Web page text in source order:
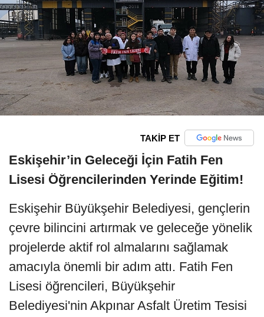
TAKİP ET
Eskişehir’in Geleceği İçin Fatih Fen
Lisesi Öğrencilerinden Yerinde Eğitim!
Eskişehir Büyükşehir Belediyesi, gençlerin
çevre bilincini artırmak ve geleceğe yönelik
projelerde aktif rol almalarını sağlamak
amacıyla önemli bir adım attı. Fatih Fen
Lisesi öğrencileri, Büyükşehir
Belediyesi'nin Akpınar Asfalt Üretim Tesisi